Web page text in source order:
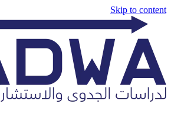
Skip to content